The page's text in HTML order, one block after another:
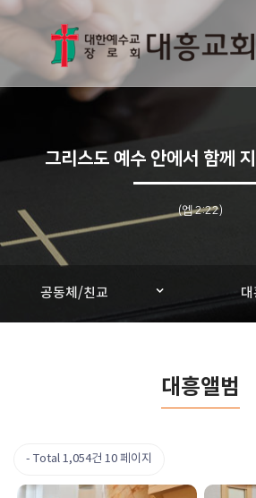
그리스도 예수 안에서 함께
(엡 2:22)
공동체/친교 대
대흥앨범
Total 1,054건 10 페이지